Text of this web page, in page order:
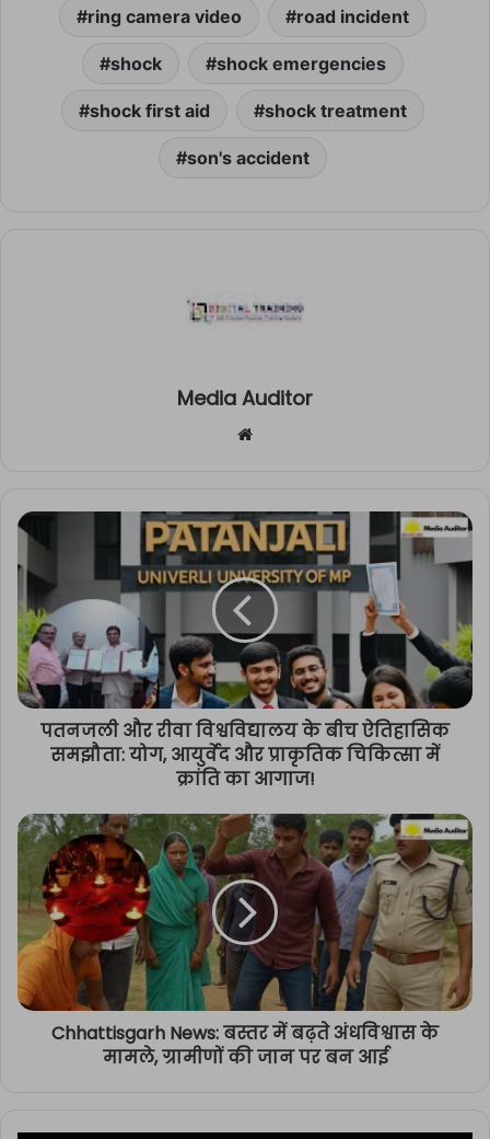
ring camera video road incident
shock shock emergencies
shock first aid shock treatment
son's accident
Media Auditor
Website
पतनजली और रीवा विश्वविद्यालय के बीच ऐतिहासिक
समझौता: योग, आयुर्वेद और प्राकृतिक चिकित्सा में
क्रांति का आगाज!
Chhattisgarh News: बस्तर में बढ़ते अंधविश्वास के
मामले, ग्रामीणों की जान पर बन आई